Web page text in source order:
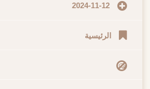
2024-11-12
الرئيسية